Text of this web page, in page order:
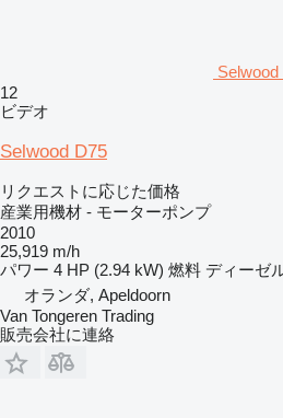
12
ビデオ
Selwood D75
リクエストに応じた価格
産業用機材 - モーターポンプ
2010
25,919 m/h
パワー 4 HP (2.94 kW) 燃料 ディーゼ
オランダ, Apeldoorn
Van Tongeren Trading
販売会社に連絡